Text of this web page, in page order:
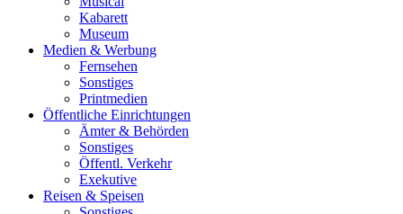
Kabarett
Museum
Medien & Werbung
Fernsehen
Sonstiges
Printmedien
Öffentliche Einrichtungen
Ämter & Behörden
Sonstiges
Öffentl. Verkehr
Exekutive
Reisen & Speisen